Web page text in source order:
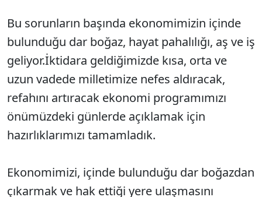
Bu sorunların başında ekonomimizin içinde
bulunduğu dar boğaz, hayat pahalılığı, aş ve iş
geliyor.İktidara geldiğimizde kısa, orta ve
uzun vadede milletimize nefes aldıracak,
refahını artıracak ekonomi programımızı
önümüzdeki günlerde açıklamak için
hazırlıklarımızı tamamladık.
Ekonomimizi, içinde bulunduğu dar boğazdan
çıkarmak ve hak ettiği yere ulaşmasını